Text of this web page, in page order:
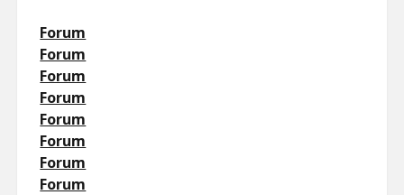
Forum
Forum
Forum
Forum
Forum
Forum
Forum
Forum